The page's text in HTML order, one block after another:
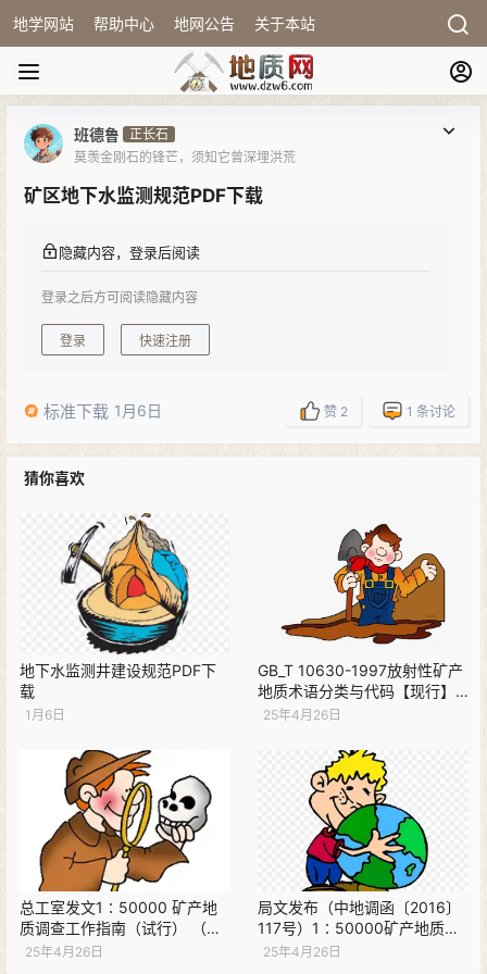
地学网站 帮助中心 地网公告 关于本站
班德鲁
正长石
莫羡金刚石的锋芒，须知它曾深埋洪荒
矿区地下水监测规范PDF下载
隐藏内容，登录后阅读
登录之后方可阅读隐藏内容
登录 快速注册
标准下载 1月6日 赞 2 1 条讨论
猜你喜欢
地下水监测井建设规范PDF下
载
1月6日
GB_T 10630-1997放射性矿产
地质术语分类与代码【现行】
PDF下载
25年4月26日
总工室发文1∶50000 矿产地
质调查工作指南（试行） （现
行）PDF下载
25年4月26日
局文发布（中地调函〔2016〕
117号）1∶50000矿产地质调
查工作指南（试行） （现行）
25年4月26日